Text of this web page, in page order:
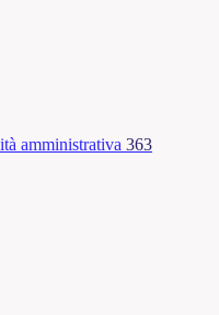
amministrativa 363